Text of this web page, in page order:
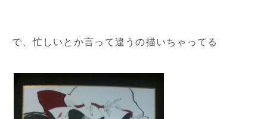
で、忙しいとか言って違うの描いちゃってる